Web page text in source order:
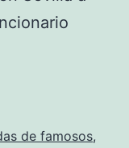
de famosos,